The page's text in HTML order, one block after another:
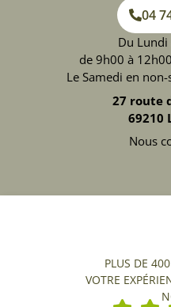
04
Du Lundi
de 9h00 à
Le Samedi en
27 route
69210
Nous
PLUS DE
VOTRE